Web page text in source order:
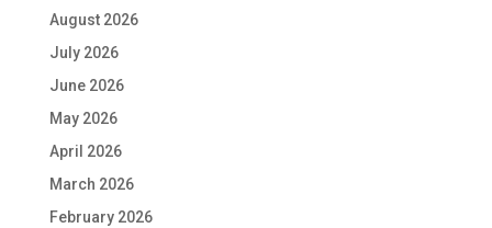
August 2026
July 2026
June 2026
May 2026
April 2026
March 2026
February 2026